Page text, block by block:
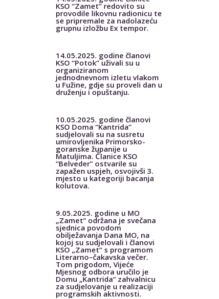
KSO “Zamet” redovito su
provodile likovnu radionicu te
se pripremale za nadolazeću
grupnu izložbu Ex tempor.
14.05.2025. godine članovi
KSO “Potok” uživali su u
organiziranom
jednodnevnom izletu vlakom
u Fužine, gdje su proveli dan u
druženju i opuštanju.
10.05.2025. godine članovi
KSO Doma “Kantrida”
sudjelovali su na susretu
umirovljenika Primorsko-
goranske županije u
Matuljima. Članice KSO
“Belveder” ostvarile su
zapažen uspjeh, osvojivši 3.
mjesto u kategoriji bacanja
kolutova.
9.05.2025. godine u MO
„Zamet“ održana je svečana
sjednica povodom
obilježavanja Dana MO, na
kojoj su sudjelovali i članovi
KSO „Zamet“ s programom
Literarno–čakavska večer.
Tom prigodom, Vijeće
Mjesnog odbora uručilo je
Domu „Kantrida“ zahvalnicu
za sudjelovanje u realizaciji
programskih aktivnosti.